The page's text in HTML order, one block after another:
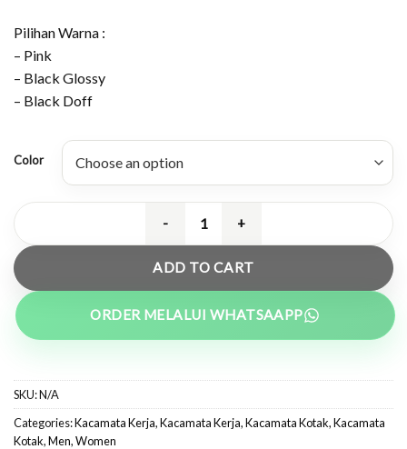
Pilihan Warna :
– Pink
– Black Glossy
– Black Doff
Color
Kacamata Semi Kotak Plastik Besi
ADD TO CART
ORDER MELALUI WHATSAAPP
SKU:N/A
Categories:Kacamata Kerja,Kacamata Kerja,Kacamata Kotak,Kacamata
Kotak,Men,Women